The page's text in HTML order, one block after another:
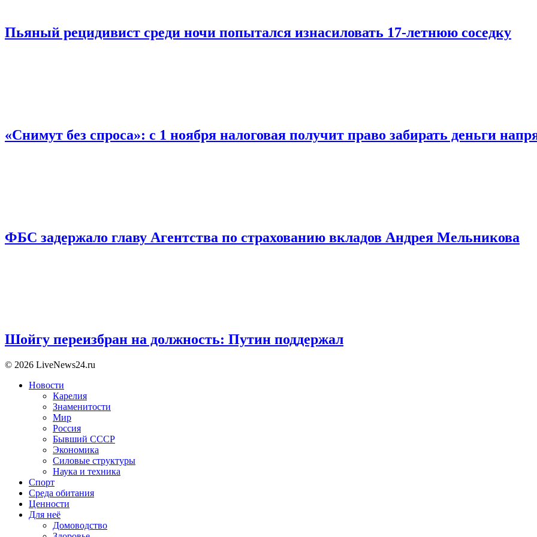
Пьяный рецидивист среди ночи попытался изнасиловать 17-летнюю соседку
«Снимут без спроса»: с 1 ноября налоговая получит право забирать деньги
ФБС задержало главу Агентства по страхованию вкладов Андрея Мельникова
Шойгу переизбран на должность: Путин поддержал
© 2026 LiveNews24.ru
Новости
Карелия
Знаменитости
Мир
Россия
Бывший СССР
Экономика
Силовые структуры
Наука и техника
Спорт
Среда обитания
Ценности
Для неё
Домоводство